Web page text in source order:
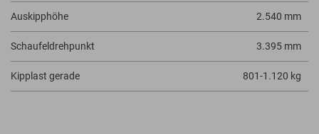
Auskipphöhe 2.540 mm
Schaufeldrehpunkt 3.395 mm
Kipplast gerade 801-1.120 kg